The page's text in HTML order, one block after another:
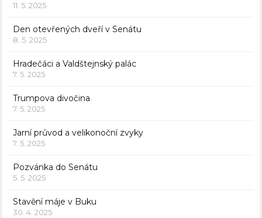
11. 5. 2025
Den otevřených dveří v Senátu
8. 5. 2025
Hradečáci a Valdštejnský palác
7. 5. 2025
Trumpova divočina
7. 5. 2025
Jarní průvod a velikonoční zvyky
7. 5. 2025
Pozvánka do Senátu
5. 5. 2025
Stavění máje v Buku
30. 4. 2025